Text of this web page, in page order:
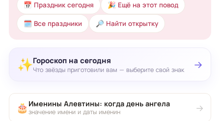
📅 Праздник сегодня 🎉 Ещё на этот повод
🗓 Все праздники 🔎 Найти открытку
✨Гороскоп на сегодня
Что звёзды приготовили вам — выберите свой знак →
🎂 Именины Алевтины: когда день ангела
значение имени и даты именин →